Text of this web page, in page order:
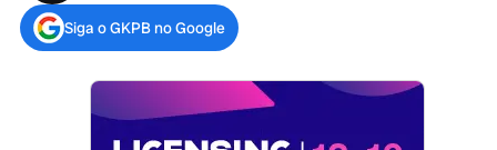
Siga o GKPB no Google